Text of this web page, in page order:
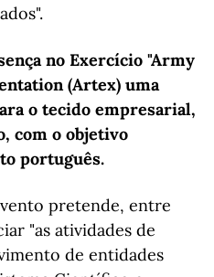
no Exercício "Army
(Artex) uma
o tecido empresarial,
com o objetivo
português.
pretende, entre
"as atividades de
de entidades